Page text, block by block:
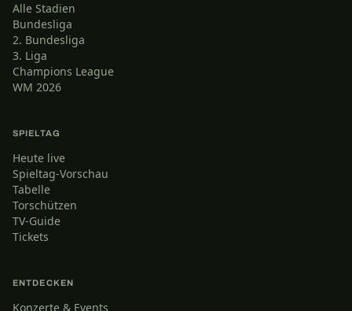
Alle Stadien
Bundesliga
2. Bundesliga
3. Liga
Champions League
WM 2026
SPIELTAG
Heute live
Spieltag-Vorschau
Tabelle
Torschützen
TV-Guide
Tickets
ENTDECKEN
Konzerte & Events